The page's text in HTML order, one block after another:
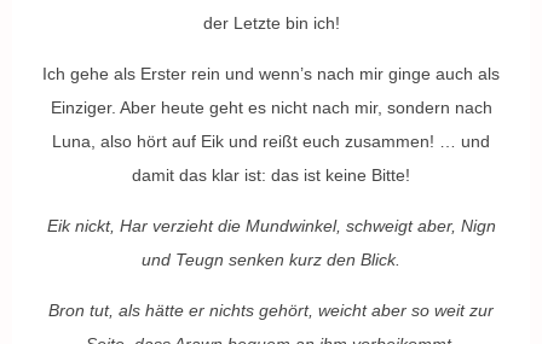
der Letzte bin ich!
Ich gehe als Erster rein und wenn’s nach mir ginge auch als
Einziger. Aber heute geht es nicht nach mir, sondern nach
Luna, also hört auf Eik und reißt euch zusammen! … und
damit das klar ist: das ist keine Bitte!
Eik nickt, Har verzieht die Mundwinkel, schweigt aber, Nign
und Teugn senken kurz den Blick.
Bron tut, als hätte er nichts gehört, weicht aber so weit zur